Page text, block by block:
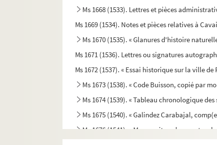
Ms 1668 (1533). Lettres et pièces
Ms 1669 (1534). Notes et pièces relatives à
Ms 1670 (1535). « Glanures d'histoire
Ms 1671 (1536). Lettres ou signatures
Ms 1672 (1537). « Essai historique sur la ville
Ms 1673 (1538). « Code Buisson, copié par
Ms 1674 (1539). « Tableau chronologique
Ms 1675 (1540). « Galindez Carabajal,
Ms 1676 (1541). « Manuscrito sobre puntos